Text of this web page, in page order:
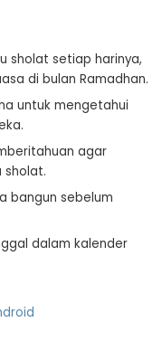
sholat setiap harinya,
di bulan Ramadhan.
untuk mengetahui
agar
sholat.
bangun sebelum
dalam kalender